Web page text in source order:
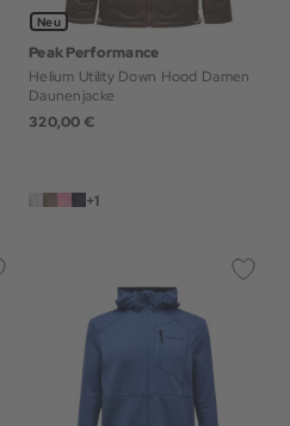
Neu
Peak Performance
Helium Utility Down Hood Damen
Daunenjacke
320,00 €
+1